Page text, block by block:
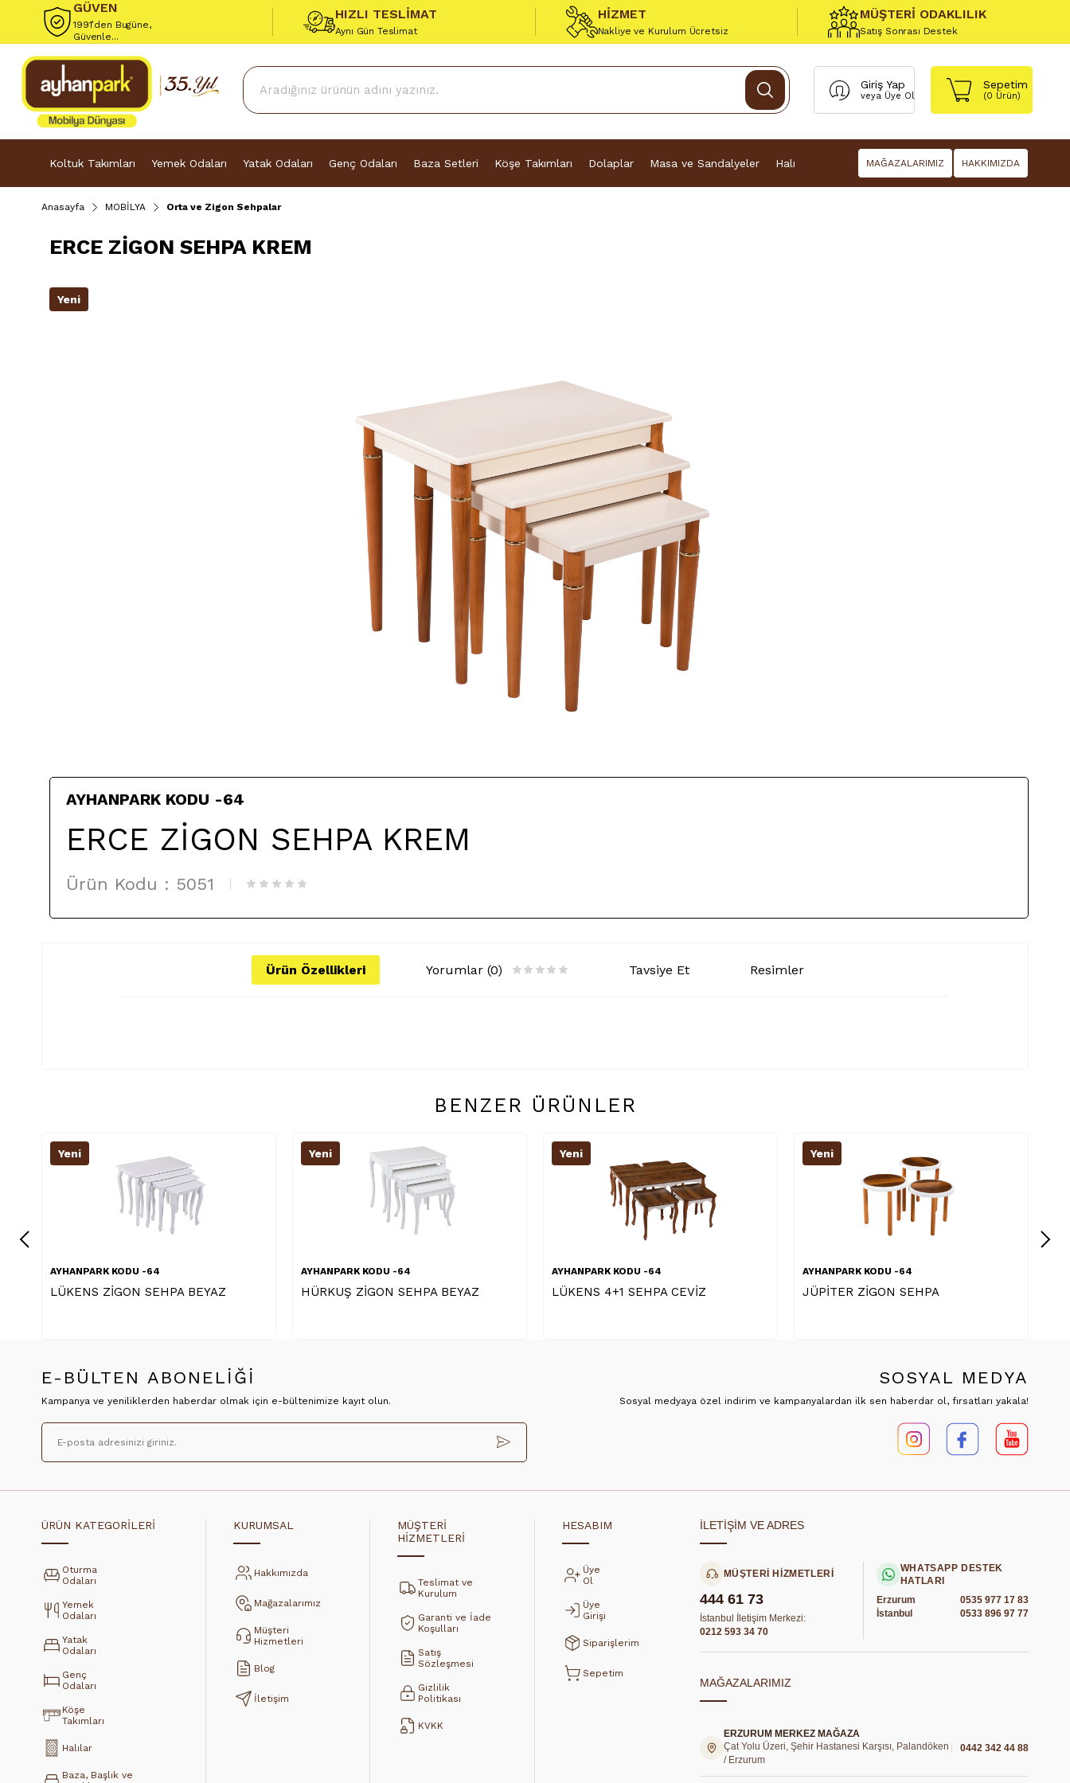
GÜVEN
1991’den Bugüne,
Güvenle...
HIZLI TESLİMAT
Aynı Gün Teslimat
HİZMET
Nakliye ve Kurulum Ücretsiz
MÜŞTERİ ODAKLILIK
Satış Sonrası Destek
Giriş Yap
veya Üye Ol
Sepetim
(0 Ürün)
Koltuk Takımları Yemek Odaları Yatak Odaları Genç Odaları Baza Setleri Köşe Takımları Dolaplar Masa ve Sandalyeler Halı MAĞAZALARIMIZ HAKKIMIZDA
Anasayfa MOBİLYA Orta ve Zigon Sehpalar
ERCE ZİGON SEHPA KREM
Yeni
AYHANPARK KODU -64
ERCE ZİGON SEHPA KREM
Ürün Kodu : 5051
Ürün Özellikleri Yorumlar (0) Tavsiye Et Resimler
BENZER ÜRÜNLER
AYHANPARK KODU -64
HÜRKUŞ ZİGON SEHPA BEYAZ
Yeni
AYHANPARK KODU -64
LÜKENS 4+1 SEHPA CEVİZ
AYHANPARK KODU -64
JÜPİTER ZİGON SEHPA
AYHANPARK KODU -64
HÜRKUŞ 4+1 SEHPA KREM
E-BÜLTEN ABONELİĞİ
Kampanya ve yeniliklerden haberdar olmak için e-bültenimize kayıt olun.
SOSYAL MEDYA
Sosyal medyaya özel indirim ve kampanyalardan ilk sen haberdar ol, fırsatları yakala!
ÜRÜN KATEGORİLERİ
Oturma
Odaları
Yemek
Odaları
Yatak
Odaları
Genç
Odaları
Köşe
Takımları
Halılar
Baza, Başlık ve
KURUMSAL
Hakkımızda
Mağazalarımız
Müşteri
Hizmetleri
Blog
İletişim
MÜŞTERİ
HİZMETLERİ
Teslimat ve
Kurulum
Garanti ve İade
Koşulları
Satış
Sözleşmesi
Gizlilik
Politikası
KVKK
HESABIM
Üye
Ol
Üye
Girişi
Siparişlerim
Sepetim
İLETİŞİM VE ADRES
MÜŞTERİ HİZMETLERİ
444 61 73
İstanbul İletişim Merkezi:
0212 593 34 70
WHATSAPP DESTEK
HATLARI
Erzurum
0535 977 17 83
İstanbul
0533 896 97 77
MAĞAZALARIMIZ
ERZURUM MERKEZ MAĞAZA
Çat Yolu Üzeri, Şehir Hastanesi Karşısı, Palandöken
/ Erzurum
0442 342 44 88